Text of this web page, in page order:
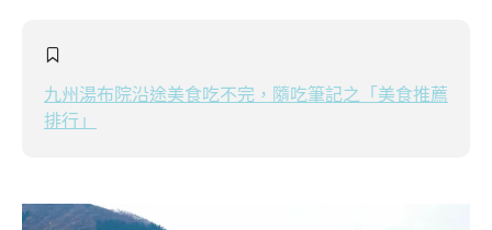
九州湯布院沿途美食吃不完，隨吃筆記之「美食推薦
排行」